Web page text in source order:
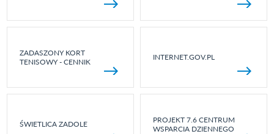
ZADASZONY KORT
TENISOWY - CENNIK
INTERNET.GOV.PL
ŚWIETLICA ZADOLE
PROJEKT 7.6 CENTRUM
WSPARCIA DZIENNEGO